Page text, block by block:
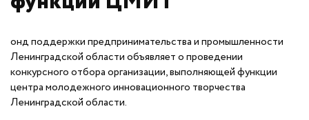
онд поддержки предпринимательства и промышленности
Ленинградской области объявляет о проведении
конкурсного отбора организации, выполняющей функции
центра молодежного инновационного творчества
Ленинградской области.